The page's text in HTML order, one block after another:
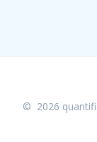
© 2026